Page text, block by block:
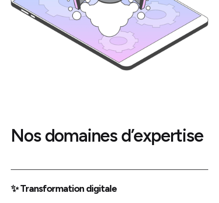
Nos domaines d’expertise
✨ Transformation digitale